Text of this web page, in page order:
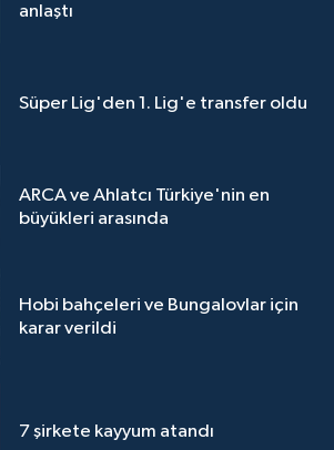
anlaştı
Süper Lig'den 1. Lig'e transfer oldu
ARCA ve Ahlatcı Türkiye'nin en
büyükleri arasında
Hobi bahçeleri ve Bungalovlar için
karar verildi
7 şirkete kayyum atandı